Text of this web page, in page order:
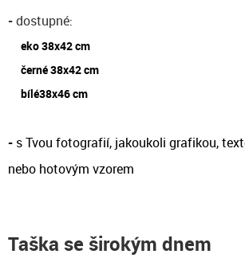
-dostupné:
eko 38x42 cm
černé 38x42 cm
bílé38x46 cm
- s Tvou fotografií, jakoukoli grafikou,
nebo hotovým vzorem
Taška se širokým dnem